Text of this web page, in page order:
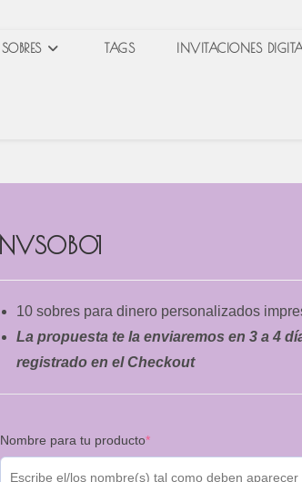
SOBRES TAGS INVITACIONES
NVSOB01
10 sobres para dinero personalizados
La propuesta te la enviaremos en 3 a 4
registrado en el Checkout
Nombre para tu producto*(required)